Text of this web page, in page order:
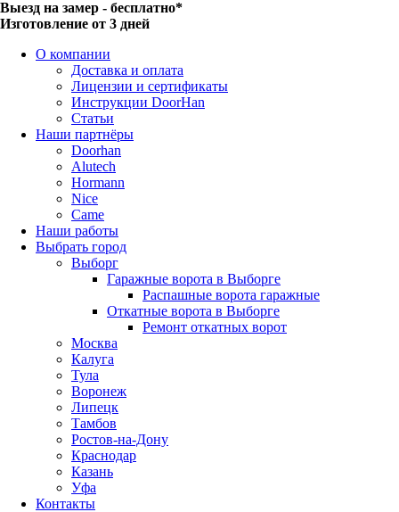
Выезд на замер - бесплатно*
Изготовление от 3 дней
О компании
Доставка и оплата
Лицензии и сертификаты
Инструкции DoorHan
Статьи
Наши партнёры
Doorhan
Alutech
Hormann
Nice
Came
Наши работы
Выбрать город
Выборг
Гаражные ворота в Выборге
Распашные ворота гаражные
Откатные ворота в Выборге
Ремонт откатных ворот
Москва
Калуга
Тула
Воронеж
Липецк
Тамбов
Ростов-на-Дону
Краснодар
Казань
Уфа
Контакты